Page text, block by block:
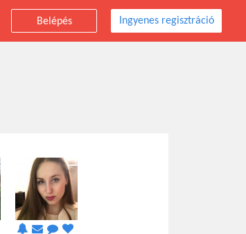
Belépés Ingyenes regisztráció